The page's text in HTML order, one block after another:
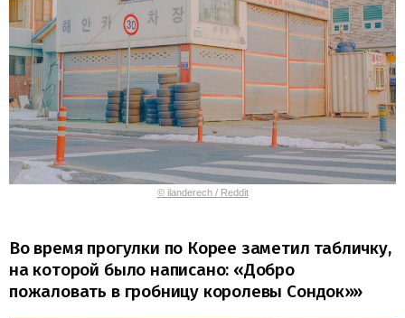
© ilanderech / Reddit
Во время прогулки по Корее заметил табличку,
на которой было написано: «Добро
пожаловать в гробницу королевы Сондок»»